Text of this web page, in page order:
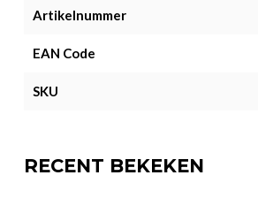
Artikelnummer
EAN Code
SKU
RECENT BEKEKEN